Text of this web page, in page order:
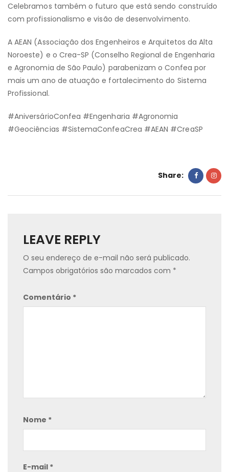
Celebramos também o futuro que está sendo construído
com profissionalismo e visão de desenvolvimento.
A AEAN (Associação dos Engenheiros e Arquitetos da Alta
Noroeste) e o Crea-SP (Conselho Regional de Engenharia
e Agronomia de São Paulo) parabenizam o Confea por
mais um ano de atuação e fortalecimento do Sistema
Profissional.
#AniversárioConfea #Engenharia #Agronomia
#Geociências #SistemaConfeaCrea #AEAN #CreaSP
Share:
LEAVE REPLY
O seu endereço de e-mail não será publicado.
Campos obrigatórios são marcados com *
Comentário *
Nome *
E-mail *